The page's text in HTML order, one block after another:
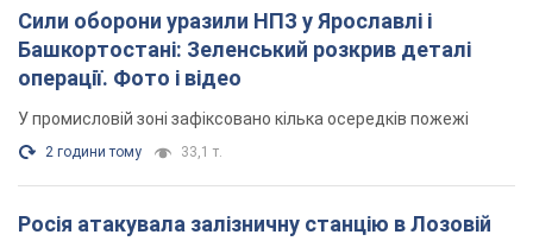
Сили оборони уразили НПЗ у Ярославлі і
Башкортостані: Зеленський розкрив деталі
операції. Фото і відео
У промисловій зоні зафіксовано кілька осередків пожежі
2 години тому 33,1 т.
Росія атакувала залізничну станцію в Лозовій